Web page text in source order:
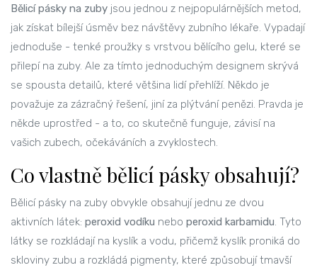
Bělicí pásky na zuby jsou jednou z nejpopulárnějších metod,
jak získat bílejší úsměv bez návštěvy zubního lékaře. Vypadají
jednoduše - tenké proužky s vrstvou bělícího gelu, které se
přilepí na zuby. Ale za tímto jednoduchým designem skrývá
se spousta detailů, které většina lidí přehlíží. Někdo je
považuje za zázračný řešení, jiní za plýtvání penězi. Pravda je
někde uprostřed - a to, co skutečně funguje, závisí na
vašich zubech, očekáváních a zvyklostech.
Co vlastně bělicí pásky obsahují?
Bělicí pásky na zuby obvykle obsahují jednu ze dvou
aktivních látek: peroxid vodíku nebo peroxid karbamidu. Tyto
látky se rozkládají na kyslík a vodu, přičemž kyslík proniká do
skloviny zubu a rozkládá pigmenty, které způsobují tmavší